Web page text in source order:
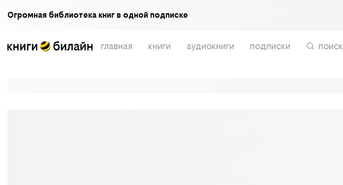
Огромная библиотека книг в одной подписке
главная книги аудиокниги подписки поиск